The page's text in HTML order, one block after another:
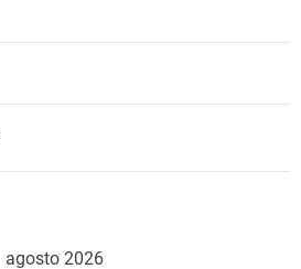
agosto 2026